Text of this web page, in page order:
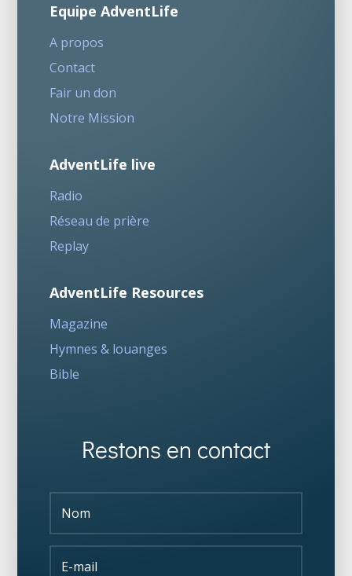
Equipe AdventLife
A propos
Contact
Fair un don
Notre Mission
AdventLife live
Radio
Réseau de prière
Replay
AdventLife Resources
Magazine
Hymnes & louanges
Bible
Restons en contact